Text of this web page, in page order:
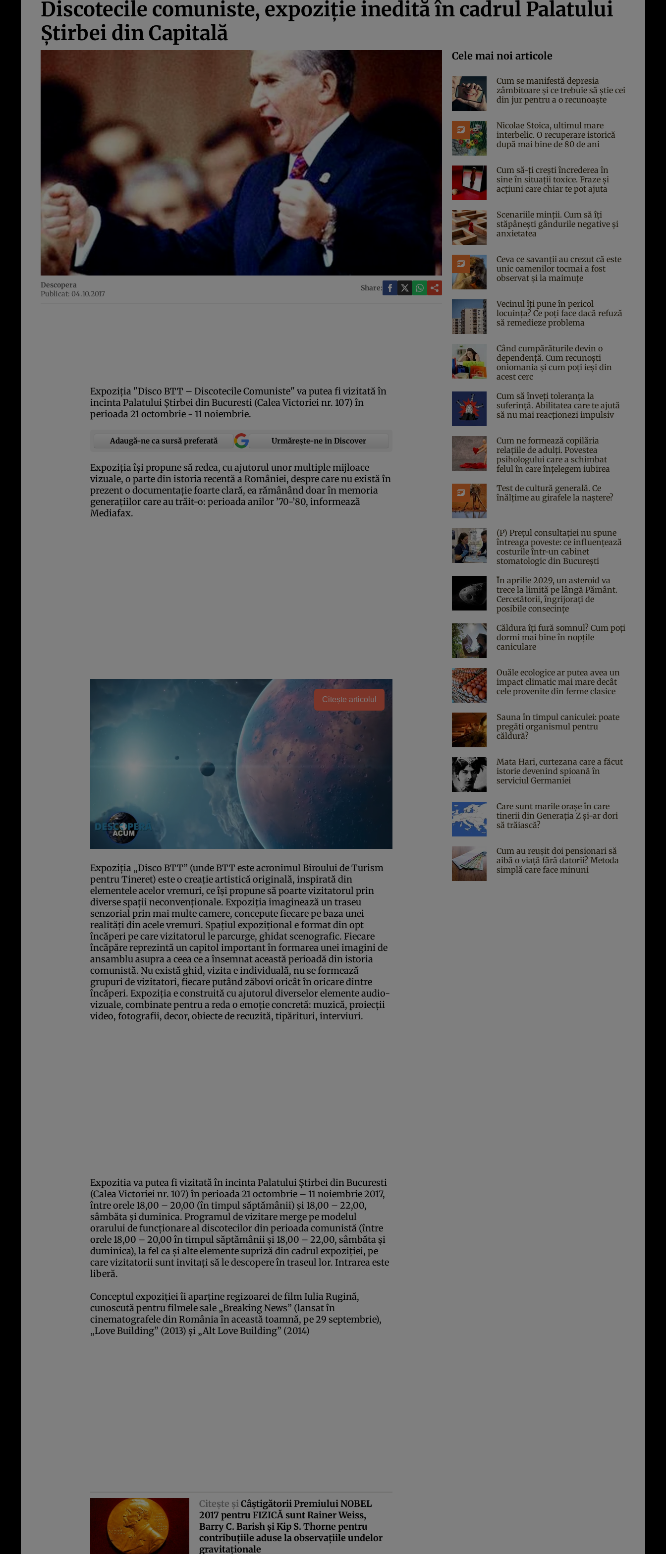
Discotecile comuniste, expoziţie inedită în cadrul Palatului
Ştirbei din Capitală
Descopera
Publicat: 04.10.2017
Share:
Expoziţia "Disco BTT – Discotecile Comuniste" va putea fi vizitată în
incinta Palatului Ştirbei din Bucuresti (Calea Victoriei nr. 107) în
perioada 21 octombrie - 11 noiembrie.
Adaugă-ne ca sursă preferată Urmărește-ne in Discover
Expoziţia îşi propune să redea, cu ajutorul unor multiple mijloace
vizuale, o parte din istoria recentă a României, despre care nu există în
prezent o documentaţie foarte clară, ea rămânând doar în memoria
generaţiilor care au trăit-o: perioada anilor ’70-’80, informează
Mediafax.
Citește articolul
Expoziţia „Disco BTT” (unde BTT este acronimul Biroului de Turism
pentru Tineret) este o creaţie artistică originală, inspirată din
elementele acelor vremuri, ce îşi propune să poarte vizitatorul prin
diverse spaţii neconvenţionale. Expoziţia imaginează un traseu
senzorial prin mai multe camere, concepute fiecare pe baza unei
realităţi din acele vremuri. Spaţiul expoziţional e format din opt
încăperi pe care vizitatorul le parcurge, ghidat scenografic. Fiecare
încăpăre reprezintă un capitol important în formarea unei imagini de
ansamblu asupra a ceea ce a însemnat această perioadă din istoria
comunistă. Nu există ghid, vizita e individuală, nu se formează
grupuri de vizitatori, fiecare putând zăbovi oricât în oricare dintre
încăperi. Expoziţia e construită cu ajutorul diverselor elemente audio-
vizuale, combinate pentru a reda o emoţie concretă: muzică, proiecţii
video, fotografii, decor, obiecte de recuzită, tipărituri, interviuri.
Expozitia va putea fi vizitată în incinta Palatului Ştirbei din Bucuresti
(Calea Victoriei nr. 107) în perioada 21 octombrie – 11 noiembrie 2017,
între orele 18,00 – 20,00 (în timpul săptămânii) şi 18,00 – 22,00,
sâmbăta şi duminica. Programul de vizitare merge pe modelul
orarului de funcţionare al discotecilor din perioada comunistă (între
orele 18,00 – 20,00 în timpul săptămânii şi 18,00 – 22,00, sâmbăta şi
duminica), la fel ca şi alte elemente supriză din cadrul expoziţiei, pe
care vizitatorii sunt invitaţi să le descopere în traseul lor. Intrarea este
liberă.
Conceptul expoziţiei îi aparţine regizoarei de film Iulia Rugină,
cunoscută pentru filmele sale „Breaking News” (lansat în
cinematografele din România în această toamnă, pe 29 septembrie),
„Love Building” (2013) şi „Alt Love Building” (2014)
Citeşte şiCâştigătorii Premiului NOBEL
2017 pentru FIZICĂ sunt Rainer Weiss,
Barry C. Barish şi Kip S. Thorne pentru
contribuţiile aduse la observaţiile undelor
gravitaţionale
Cele mai noi articole
Cum se manifestă depresia
zâmbitoare și ce trebuie să știe cei
din jur pentru a o recunoaște
Nicolae Stoica, ultimul mare
interbelic. O recuperare istorică
după mai bine de 80 de ani
Cum să-ți crești încrederea în
sine în situații toxice. Fraze și
acțiuni care chiar te pot ajuta
Scenariile minții. Cum să îți
stăpânești gândurile negative și
anxietatea
Ceva ce savanții au crezut că este
unic oamenilor tocmai a fost
observat și la maimuțe
Vecinul îți pune în pericol
locuința? Ce poți face dacă refuză
să remedieze problema
Când cumpărăturile devin o
dependență. Cum recunoști
oniomania și cum poți ieși din
acest cerc
Cum să înveți toleranța la
suferință. Abilitatea care te ajută
să nu mai reacționezi impulsiv
Cum ne formează copilăria
relațiile de adulți. Povestea
psihologului care a schimbat
felul în care înțelegem iubirea
Test de cultură generală. Ce
înălțime au girafele la naștere?
(P) Prețul consultației nu spune
întreaga poveste: ce influențează
costurile într-un cabinet
stomatologic din București
În aprilie 2029, un asteroid va
trece la limită pe lângă Pământ.
Cercetătorii, îngrijorați de
posibile consecințe
Căldura îți fură somnul? Cum poți
dormi mai bine în nopțile
caniculare
Ouăle ecologice ar putea avea un
impact climatic mai mare decât
cele provenite din ferme clasice
Sauna în timpul caniculei: poate
pregăti organismul pentru
căldură?
Mata Hari, curtezana care a făcut
istorie devenind spioană în
serviciul Germaniei
Care sunt marile orașe în care
tinerii din Generația Z și-ar dori
să trăiască?
Cum au reușit doi pensionari să
aibă o viață fără datorii? Metoda
simplă care face minuni